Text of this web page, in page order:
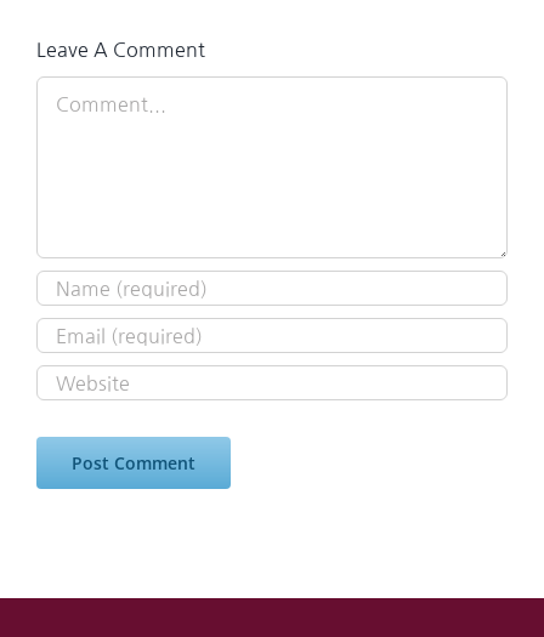
Leave A Comment